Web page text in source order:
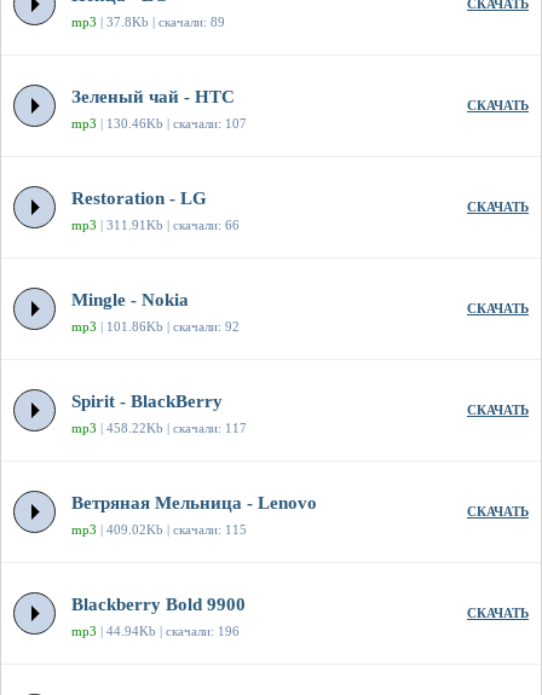
mp3 | 37.8Kb | скачали: 89
СКАЧАТЬ
Зеленый чай - HTC
mp3 | 130.46Kb | скачали: 107
СКАЧАТЬ
Restoration - LG
mp3 | 311.91Kb | скачали: 66
СКАЧАТЬ
Mingle - Nokia
mp3 | 101.86Kb | скачали: 92
СКАЧАТЬ
Spirit - BlackBerry
mp3 | 458.22Kb | скачали: 117
СКАЧАТЬ
Ветряная Мельница - Lenovo
mp3 | 409.02Kb | скачали: 115
СКАЧАТЬ
Blackberry Bold 9900
mp3 | 44.94Kb | скачали: 196
СКАЧАТЬ